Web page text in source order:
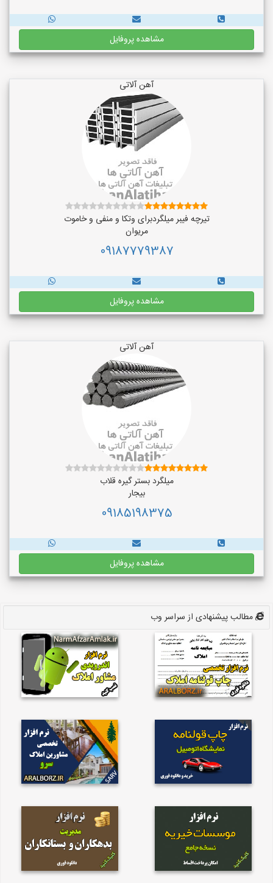
مشاهده پروفایل
آهن آلاتی
تیرچه فیبر میلگردبرای وتکا و منفی و خاموت
مریوان
09187779387
مشاهده پروفایل
آهن آلاتی
میلگرد بستر گیره قلاب
بیجار
09185198375
مشاهده پروفایل
مطالب پیشنهادی از سراسر وب